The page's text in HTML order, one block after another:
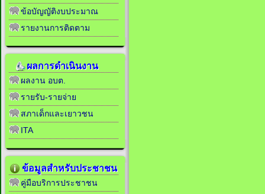
ข้อบัญญัติงบประมาณ
รายงานการติดตาม
ผลการดำเนินงาน
ผลงาน อบต.
รายรับ-รายจ่าย
สภาเด็กและเยาวชน
ITA
ข้อมูลสำหรับประชาชน
คู่มือบริการประชาชน